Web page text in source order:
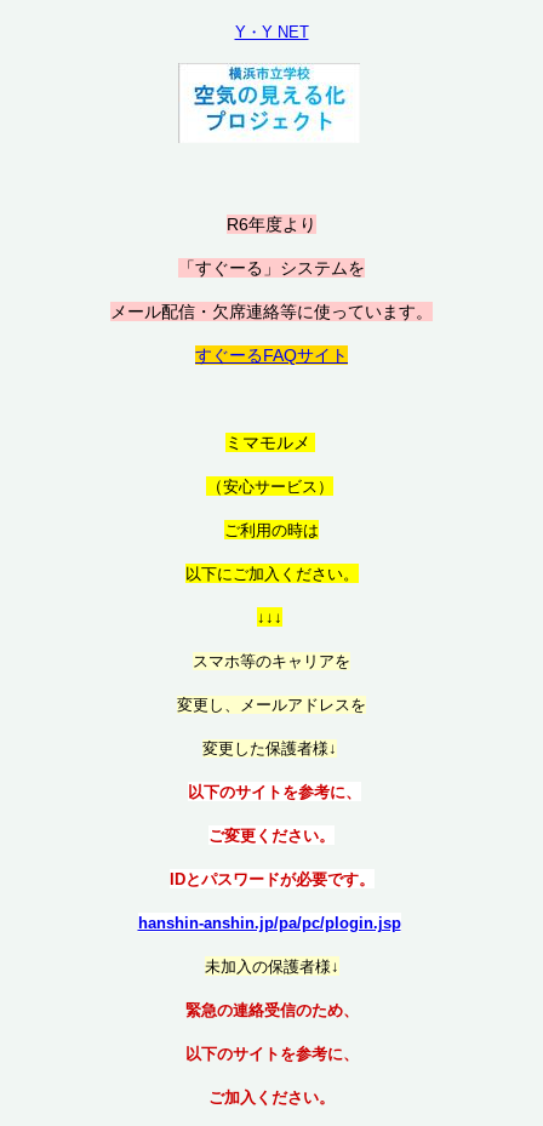
Y・Y NET
R6年度より
「すぐーる」システムを
メール配信・欠席連絡等に使っています。
すぐーるFAQサイト
ミマモルメ
（安心サービス）
ご利用の時は
以下にご加入ください。
↓↓↓
スマホ等のキャリアを
変更し、メールアドレスを
変更した保護者様↓
以下のサイトを参考に、
ご変更ください。
IDとパスワードが必要です。
hanshin-anshin.jp/pa/pc/plogin.jsp
未加入の保護者様↓
緊急の連絡受信のため、
以下のサイトを参考に、
ご加入ください。